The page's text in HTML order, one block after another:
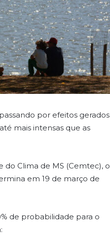
por efeitos gerados
mais intensas que as
Clima de MS (Cemtec), o
em 19 de março de
de probabilidade para o